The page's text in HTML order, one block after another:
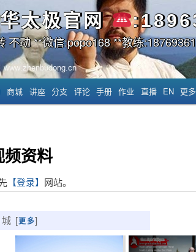
太极官网
不动 **微信:popo168 **教练
容区域
容区域
商城 讲座 分支 评论 手册 作业 直播 EN 更多
频资料
【登录】 网站。
[更多]